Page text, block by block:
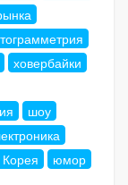
ховербайки
шоу
юмор